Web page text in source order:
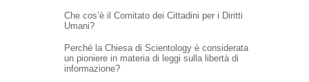
Che cos’è il Comitato dei Cittadini per i Diritti
Umani?
Perché la Chiesa di Scientology è considerata
un pioniere in materia di leggi sulla libertà di
informazione?